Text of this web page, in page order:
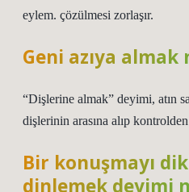
eylem. çözülmesi zorlaşır.
Geni azıya almak
“Dişlerine almak” deyimi, atın
dişlerinin arasına alıp kontrolden
Bir konuşmayı
dinlemek deyimi